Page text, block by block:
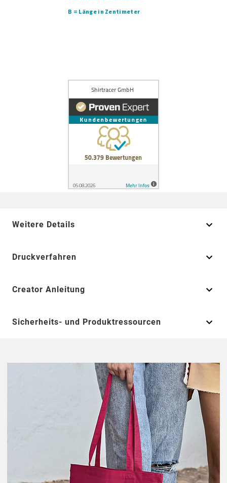
B = Länge in Zentimeter
Weitere Details
Druckverfahren
Creator Anleitung
Sicherheits- und Produktressourcen